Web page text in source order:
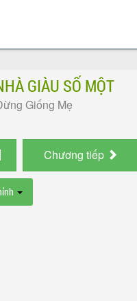
GIÀU SỐ MỘT
Giống Mẹ
Chương tiếp